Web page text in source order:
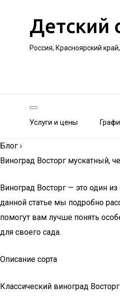
Детский
Россия, Красноярский
Услуги и цены
Блог ›
Виноград Восторг мускатный,
Виноград Восторг — это один
данной статье мы подробно
помогут вам лучше понять
для своего сада.
Описание сорта
Классический виноград